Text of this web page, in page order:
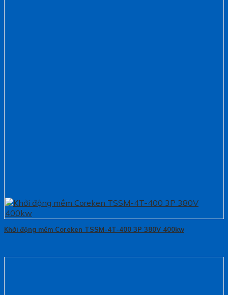
Khởi động mềm Coreken TSSM-4T-400 3P 380V 400kw